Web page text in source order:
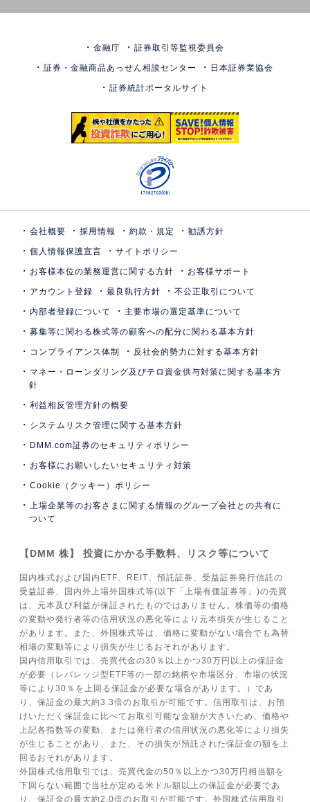
金融庁 証券取引等監視委員会
証券・金融商品あっせん相談センター 日本証券業協会
証券統計ポータルサイト
会社概要 採用情報 約款・規定 勧誘方針
個人情報保護宣言 サイトポリシー
お客様本位の業務運営に関する方針 お客様サポート
アカウント登録 最良執行方針 不公正取引について
内部者登録について 主要市場の選定基準について
募集等に関わる株式等の顧客への配分に関わる基本方針
コンプライアンス体制 反社会的勢力に対する基本方針
マネー・ローンダリング及びテロ資金供与対策に関する基本方
針
利益相反管理方針の概要
システムリスク管理に関する基本方針
DMM.com証券のセキュリティポリシー
お客様にお願いしたいセキュリティ対策
Cookie（クッキー）ポリシー
上場企業等のお客さまに関する情報のグループ会社との共有に
ついて
【DMM 株】 投資にかかる手数料、リスク等について
国内株式および国内ETF、REIT、預託証券、受益証券発行信託の
受益証券、国内外上場外国株式等(以下「上場有価証券等」)の売買
は、元本及び利益が保証されたものではありません。株価等の価格
の変動や発行者等の信用状況の悪化等により元本損失が生じること
があります。また、外国株式等は、価格に変動がない場合でも為替
相場の変動等により損失が生じるおそれがあります。
国内信用取引では、売買代金の30％以上かつ30万円以上の保証金
が必要（レバレッジ型ETF等の一部の銘柄や市場区分、市場の状況
等により30％を上回る保証金が必要な場合があります。）であ
り、保証金の最大約3.3倍のお取引が可能です。信用取引は、お預
けいただく保証金に比べてお取引可能な金額が大きいため、価格や
上記各指数等の変動、または発行者の信用状況の悪化等により損失
が生じることがあり、また、その損失が預託された保証金の額を上
回るおそれがあります。
外国株式信用取引では、売買代金の50％以上かつ30万円相当額を
下回らない範囲で当社が定める米ドル額以上の保証金が必要であ
り、保証金の最大約2.0倍のお取引が可能です。外国株式信用取引